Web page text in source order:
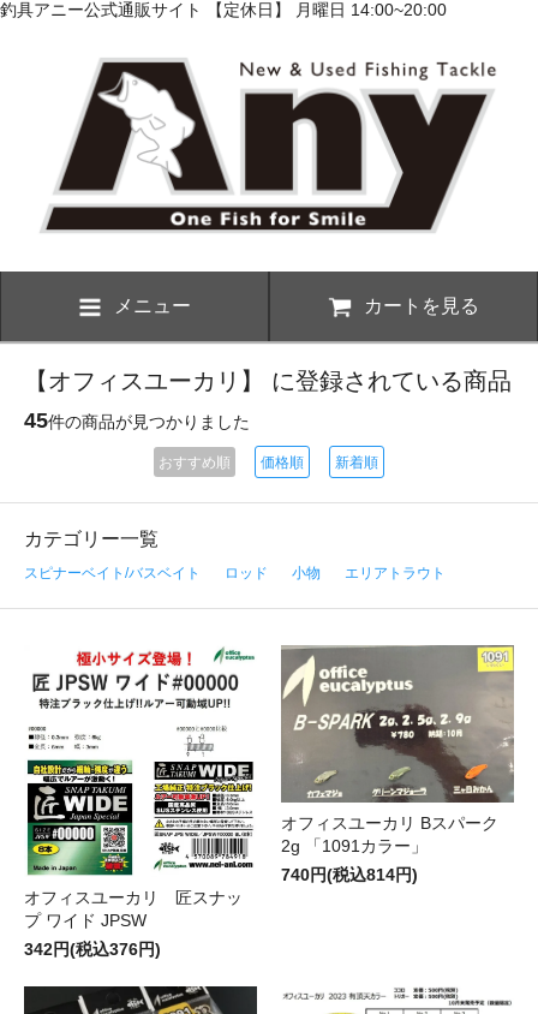
釣具アニー公式通販サイト 【定休日】 月曜日 14:00~20:00
メニュー カートを見る
【オフィスユーカリ】 に登録されている商品
45件の商品が見つかりました
おすすめ順 価格順 新着順
カテゴリー一覧
スピナーベイト/バスベイト ロッド 小物 エリアトラウト
オフィスユーカリ 匠スナッ
プ ワイド JPSW
342円(税込376円)
オフィスユーカリ Bスパーク
2g 「1091カラー」
740円(税込814円)